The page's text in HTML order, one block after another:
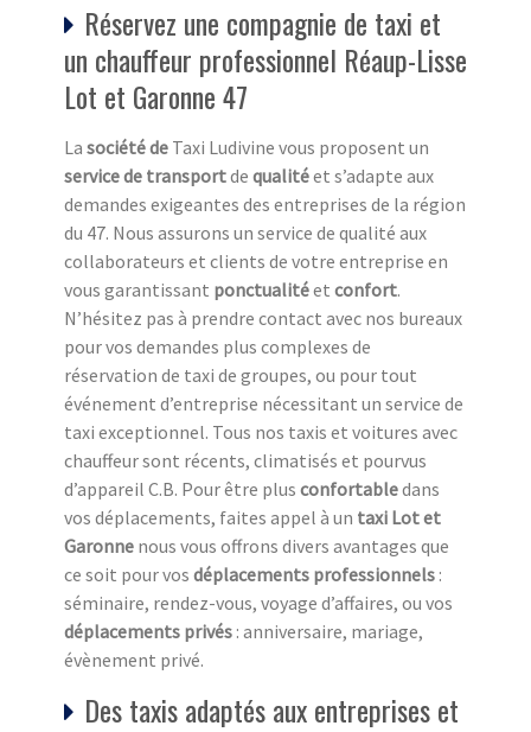
Réservez une compagnie de taxi et
un chauffeur professionnel Réaup-Lisse
Lot et Garonne 47
La société de Taxi Ludivine vous proposent un
service de transportde qualitéet s’adapte aux
demandes exigeantes des entreprises de la région
du 47. Nous assurons un service de qualité aux
collaborateurs et clients de votre entreprise en
vous garantissant ponctualitéet confort.
N’hésitez pas à prendre contact avec nos bureaux
pour vos demandes plus complexes de
réservation de taxi de groupes, ou pour tout
événement d’entreprise nécessitant un service de
taxi exceptionnel. Tous nos taxis et voitures avec
chauffeur sont récents, climatisés et pourvus
d’appareil C.B. Pour être plus confortabledans
vos déplacements, faites appel à un taxi Lot et
Garonne nous vous offrons divers avantages que
ce soit pour vos déplacements professionnels :
séminaire, rendez-vous, voyage d’affaires, ou vos
déplacements privés : anniversaire, mariage,
évènement privé.
Des taxis adaptés aux entreprises et